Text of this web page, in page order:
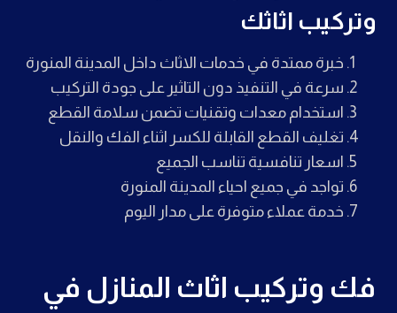
وتركيب اثاثك
خبرة ممتدة في خدمات الاثاث داخل المدينة المنورة
سرعة في التنفيذ دون التاثير على جودة التركيب
استخدام معدات وتقنيات تضمن سلامة القطع
تغليف القطع القابلة للكسر اثناء الفك والنقل
اسعار تنافسية تناسب الجميع
تواجد في جميع احياء المدينة المنورة
خدمة عملاء متوفرة على مدار اليوم
فك وتركيب اثاث المنازل في